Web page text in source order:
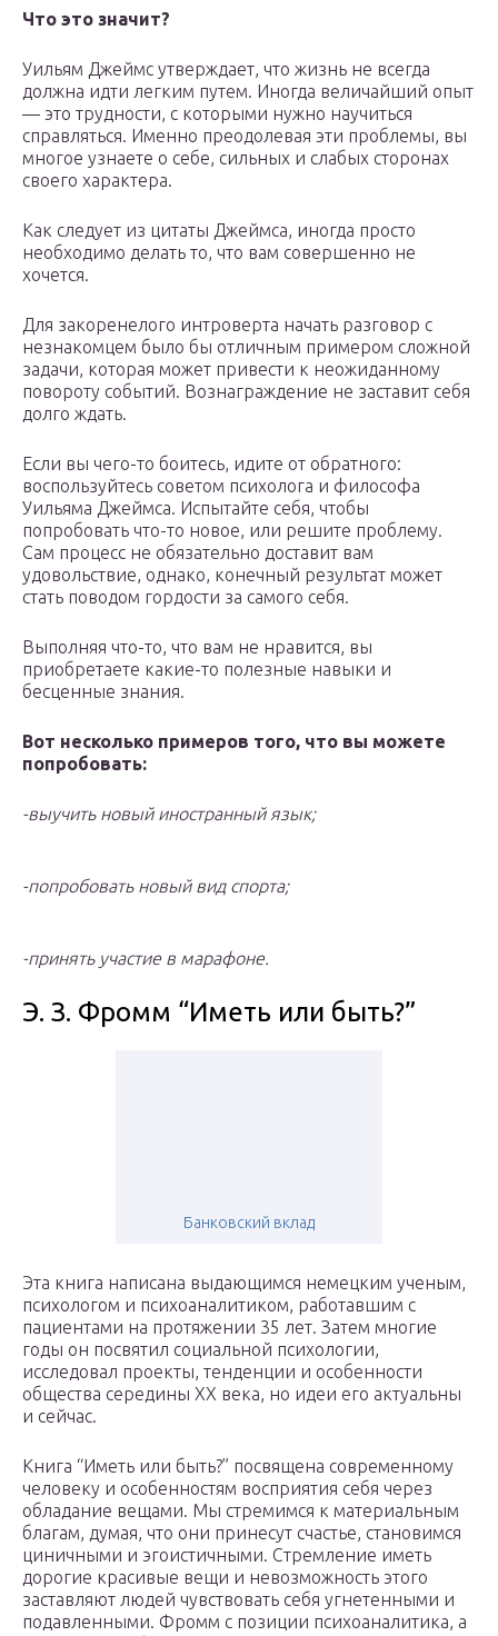
Что это значит?
Уильям Джеймс утверждает, что жизнь не всегда
должна идти легким путем. Иногда величайший опыт
— это трудности, с которыми нужно научиться
справляться. Именно преодолевая эти проблемы, вы
многое узнаете о себе, сильных и слабых сторонах
своего характера.
Как следует из цитаты Джеймса, иногда просто
необходимо делать то, что вам совершенно не
хочется.
Для закоренелого интроверта начать разговор с
незнакомцем было бы отличным примером сложной
задачи, которая может привести к неожиданному
повороту событий. Вознаграждение не заставит себя
долго ждать.
Если вы чего-то боитесь, идите от обратного:
воспользуйтесь советом психолога и философа
Уильяма Джеймса. Испытайте себя, чтобы
попробовать что-то новое, или решите проблему.
Сам процесс не обязательно доставит вам
удовольствие, однако, конечный результат может
стать поводом гордости за самого себя.
Выполняя что-то, что вам не нравится, вы
приобретаете какие-то полезные навыки и
бесценные знания.
Вот несколько примеров того, что вы можете
попробовать:
-выучить новый иностранный язык;
-попробовать новый вид спорта;
-принять участие в марафоне.
Э. З. Фромм “Иметь или быть?”
Банковский вклад
Эта книга написана выдающимся немецким ученым,
психологом и психоаналитиком, работавшим с
пациентами на протяжении 35 лет. Затем многие
годы он посвятил социальной психологии,
исследовал проекты, тенденции и особенности
общества середины XX века, но идеи его актуальны
и сейчас.
Книга “Иметь или быть?” посвящена современному
человеку и особенностям восприятия себя через
обладание вещами. Мы стремимся к материальным
благам, думая, что они принесут счастье, становимся
циничными и эгоистичными. Стремление иметь
дорогие красивые вещи и невозможность этого
заставляют людей чувствовать себя угнетенными и
подавленными. Фромм с позиции психоаналитика, а